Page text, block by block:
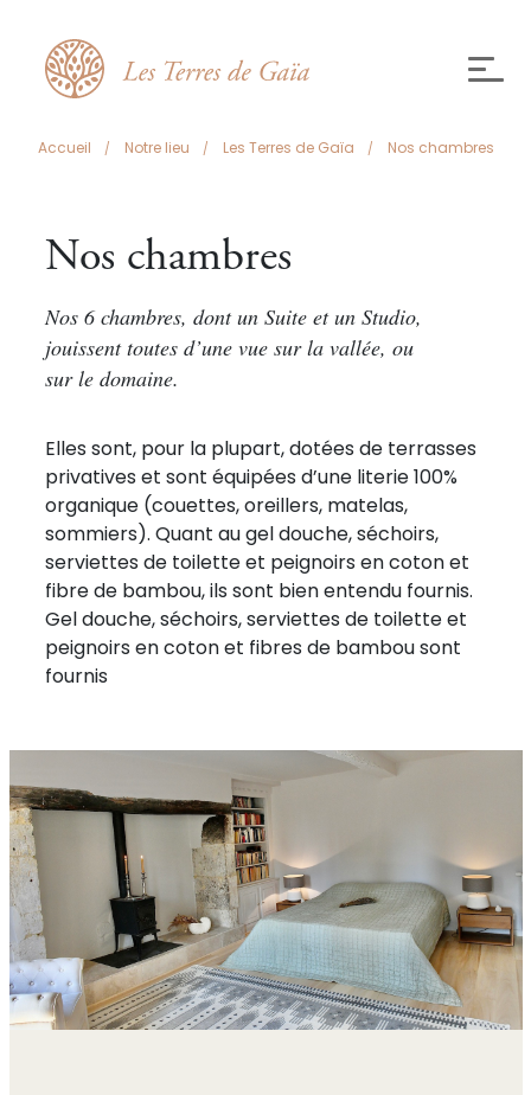
Accueil Notre lieu Les Terres de Gaïa Nos chambres
Nos chambres
Nos 6 chambres, dont un Suite et un Studio,
jouissent toutes d’une vue sur la vallée, ou
sur le domaine.
Elles sont, pour la plupart, dotées de terrasses
privatives et sont équipées d’une literie 100%
organique (couettes, oreillers, matelas,
sommiers). Quant au gel douche, séchoirs,
serviettes de toilette et peignoirs en coton et
fibre de bambou, ils sont bien entendu fournis.
Gel douche, séchoirs, serviettes de toilette et
peignoirs en coton et fibres de bambou sont
fournis